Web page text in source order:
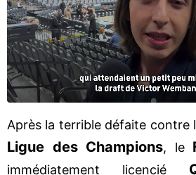
Après la terrible défaite contre
Ligue des Champions, le
immédiatement licencié